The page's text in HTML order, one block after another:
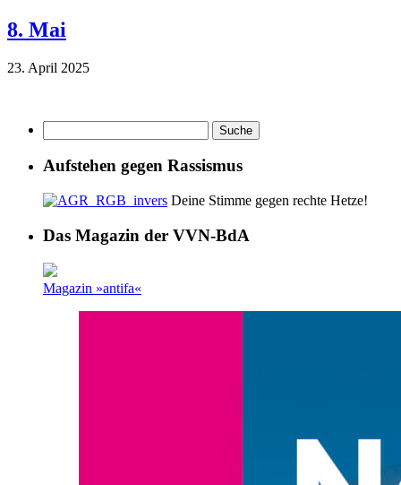
8. Mai
23. April 2025
Aufstehen gegen Rassismus
Deine Stimme gegen rechte Hetze!
Das Magazin der VVN-BdA
Magazin »antifa«